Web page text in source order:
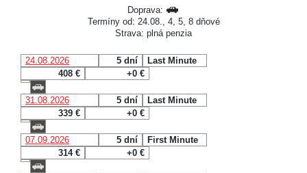
Doprava:
Termíny od: 24.08., 4, 5, 8 dňové
Strava: plná penzia
24.08.2026 5 dní
Last Minute
408 €
+0 €
31.08.2026 5 dní
Last Minute
339 €
+0 €
07.09.2026 5 dní
First Minute
314 €
+0 €